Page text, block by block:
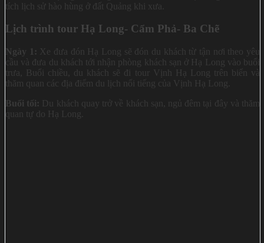
tích lịch sử hào hùng ở đất Quảng khi xưa.
Lịch trình tour Hạ Long- Cẩm Phả- Ba Chẽ
Ngày 1: Xe đưa đón Hạ Long sẽ đón du khách từ tận nơi theo yêu
cầu và đưa du khách tới nhận phòng khách sạn ở Hạ Long vào buổi
trưa, Buổi chiều, du khách sẽ đi tour Vịnh Hạ Long trên biển và
thăm quan các địa điểm du lịch nổi tiếng của Vịnh Hạ Long.
Buổi tối: Du khách quay trở về khách sạn, ngủ đêm tại đây và thăm
quan tự do Hạ Long.